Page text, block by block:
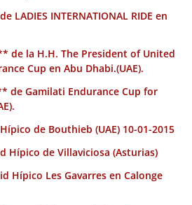
LADIES INTERNATIONAL RIDE en
de la H.H. The President of United
Cup en Abu Dhabi.(UAE).
de Gamilati Endurance Cup for
de Bouthieb (UAE) 10-01-2015
Hípico de Villaviciosa (Asturias)
Hípico Les Gavarres en Calonge